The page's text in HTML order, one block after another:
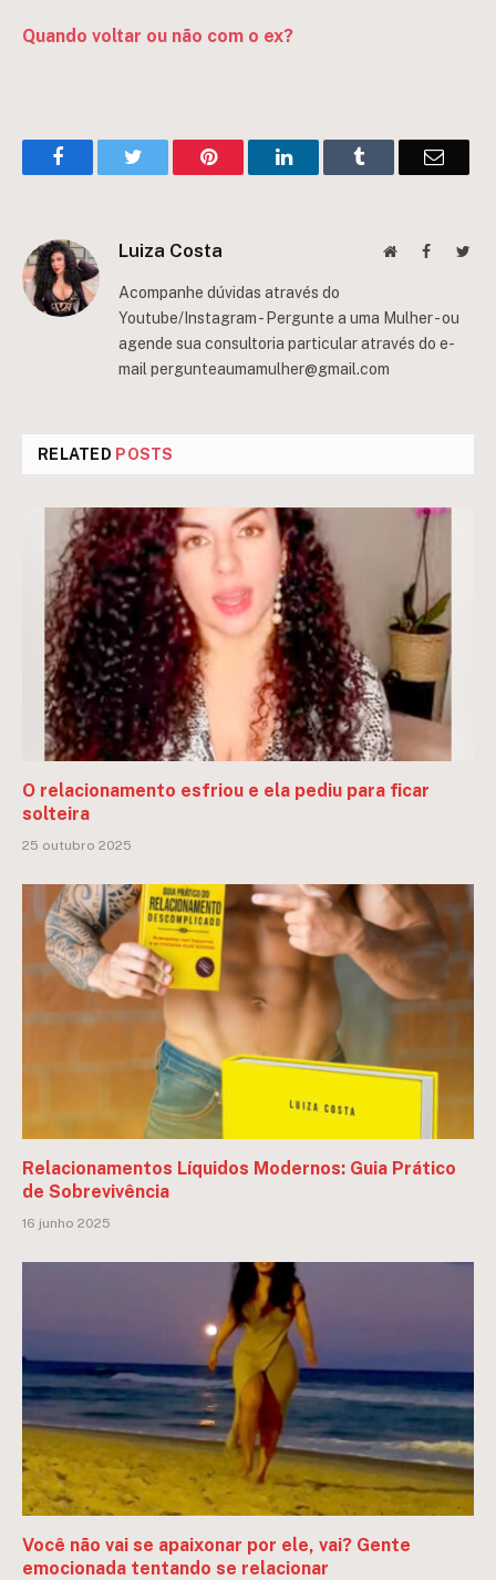
Quando voltar ou não com o ex?
FacebookTwitter Pinterest LinkedInTumblr Email
Luiza Costa WebsiteFacebook
Acompanhe dúvidas através do
Youtube/Instagram - Pergunte a uma Mulher - ou
agende sua consultoria particular através do e-
mail pergunteaumamulher@gmail.com
RELATED POSTS
O relacionamento esfriou e ela pediu para ficar
solteira
25 outubro 2025
Relacionamentos Líquidos Modernos: Guia Prático
de Sobrevivência
16 junho 2025
Você não vai se apaixonar por ele, vai? Gente
emocionada tentando se relacionar